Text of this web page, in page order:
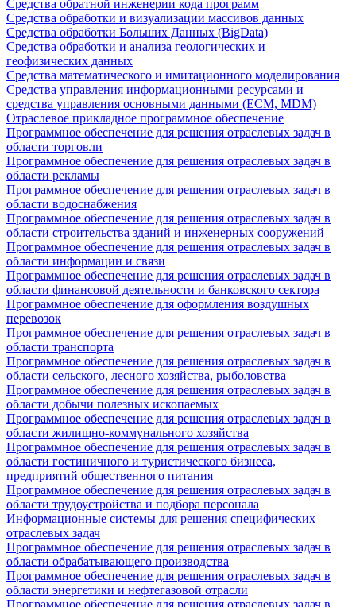
Средства обратной инженерии кода программ
Средства обработки и визуализации массивов данных
Средства обработки Больших Данных (BigData)
Средства обработки и анализа геологических и
геофизических данных
Средства математического и имитационного моделирования
Средства управления информационными ресурсами и
средства управления основными данными (ECM, MDM)
Отраслевое прикладное программное обеспечение
Программное обеспечение для решения отраслевых задач в
области торговли
Программное обеспечение для решения отраслевых задач в
области рекламы
Программное обеспечение для решения отраслевых задач в
области водоснабжения
Программное обеспечение для решения отраслевых задач в
области строительства зданий и инженерных сооружений
Программное обеспечение для решения отраслевых задач в
области информации и связи
Программное обеспечение для решения отраслевых задач в
области финансовой деятельности и банковского сектора
Программное обеспечение для оформления воздушных
перевозок
Программное обеспечение для решения отраслевых задач в
области транспорта
Программное обеспечение для решения отраслевых задач в
области сельского, лесного хозяйства, рыболовства
Программное обеспечение для решения отраслевых задач в
области добычи полезных ископаемых
Программное обеспечение для решения отраслевых задач в
области жилищно-коммунального хозяйства
Программное обеспечение для решения отраслевых задач в
области гостиничного и туристического бизнеса,
предприятий общественного питания
Программное обеспечение для решения отраслевых задач в
области трудоустройства и подбора персонала
Информационные системы для решения специфических
отраслевых задач
Программное обеспечение для решения отраслевых задач в
области обрабатывающего производства
Программное обеспечение для решения отраслевых задач в
области энергетики и нефтегазовой отрасли
Программное обеспечение для решения отраслевых задач в